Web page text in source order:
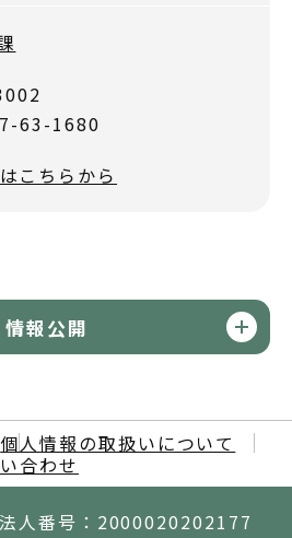
63-1680
こちらから
情報公開
個人情報の取扱いについて
合わせ
法人番号：2000020202177